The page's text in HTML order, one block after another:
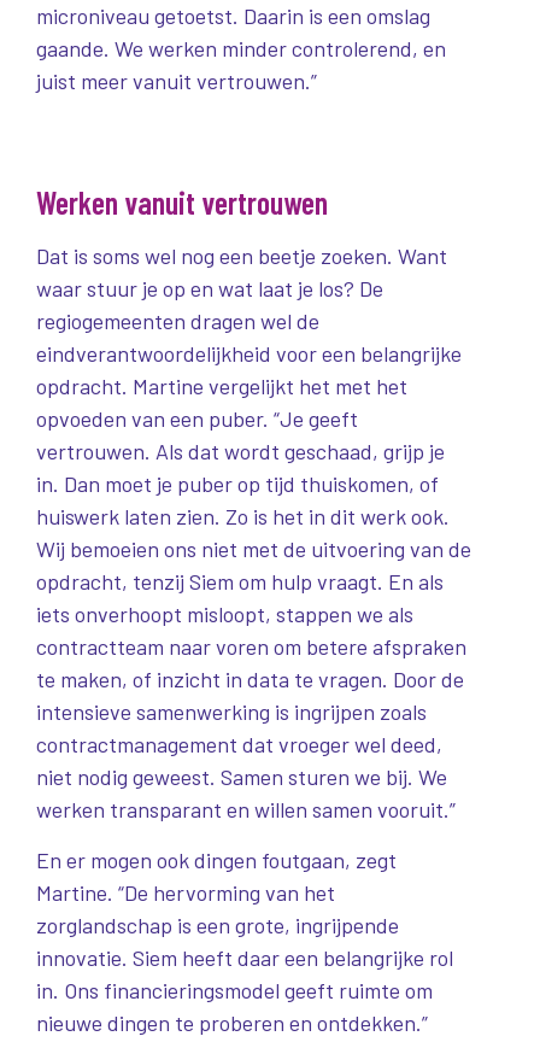
microniveau getoetst. Daarin is een omslag
gaande. We werken minder controlerend, en
juist meer vanuit vertrouwen.”
Werken vanuit vertrouwen
Dat is soms wel nog een beetje zoeken. Want
waar stuur je op en wat laat je los? De
regiogemeenten dragen wel de
eindverantwoordelijkheid voor een belangrijke
opdracht. Martine vergelijkt het met het
opvoeden van een puber. “Je geeft
vertrouwen. Als dat wordt geschaad, grijp je
in. Dan moet je puber op tijd thuiskomen, of
huiswerk laten zien. Zo is het in dit werk ook.
Wij bemoeien ons niet met de uitvoering van de
opdracht, tenzij Siem om hulp vraagt. En als
iets onverhoopt misloopt, stappen we als
contractteam naar voren om betere afspraken
te maken, of inzicht in data te vragen. Door de
intensieve samenwerking is ingrijpen zoals
contractmanagement dat vroeger wel deed,
niet nodig geweest. Samen sturen we bij. We
werken transparant en willen samen vooruit.”
En er mogen ook dingen foutgaan, zegt
Martine. “De hervorming van het
zorglandschap is een grote, ingrijpende
innovatie. Siem heeft daar een belangrijke rol
in. Ons financieringsmodel geeft ruimte om
nieuwe dingen te proberen en ontdekken.”